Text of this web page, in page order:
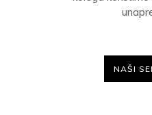
NAŠI